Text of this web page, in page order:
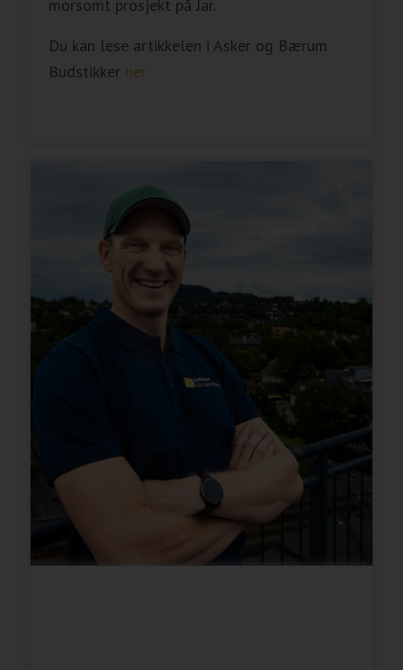
morsomt prosjekt på Jar.
Du kan lese artikkelen i Asker og Bærum
Budstikker her